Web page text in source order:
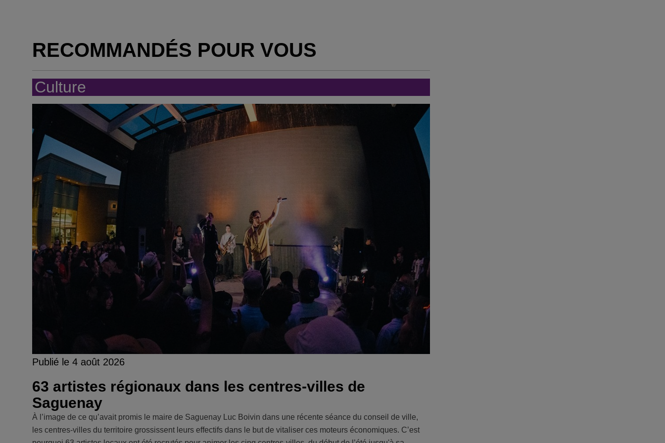
RECOMMANDÉS POUR VOUS
Culture
Publié le 4 août 2026
63 artistes régionaux dans les centres-villes de
Saguenay
À l’image de ce qu’avait promis le maire de Saguenay Luc Boivin dans une récente séance du conseil de ville,
les centres-villes du territoire grossissent leurs effectifs dans le but de vitaliser ces moteurs économiques. C’est